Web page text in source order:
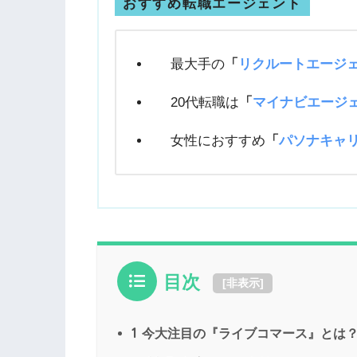
おすすめ転職エージェント
最大手の 「 リクルートエージ
20代転職は 「 マイナビエージ
女性におすすめ 「パソナキャ
目次 [非表示]
1 今大注目の『ライブコマース』とは？